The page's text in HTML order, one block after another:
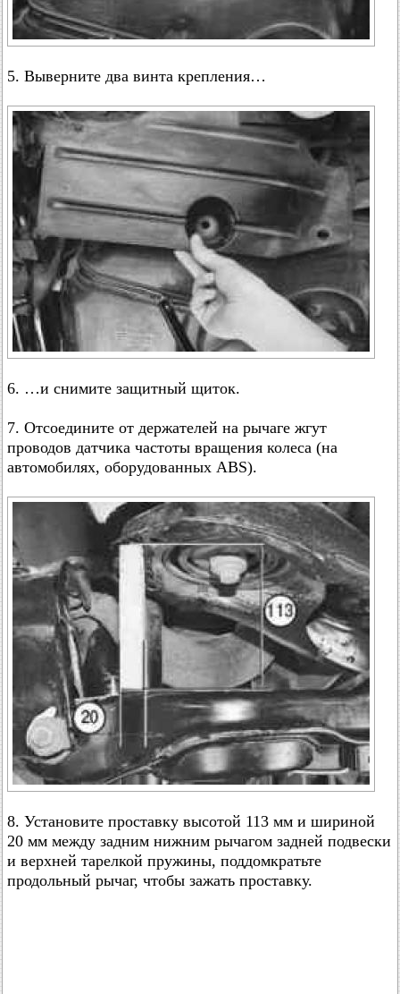
5. Выверните два винта крепления…
6. …и снимите защитный щиток.
7. Отсоедините от держателей на рычаге жгут
проводов датчика частоты вращения колеса (на
автомобилях, оборудованных ABS).
8. Установите проставку высотой 113 мм и шириной
20 мм между задним нижним рычагом задней подвески
и верхней тарелкой пружины, поддомкратьте
продольный рычаг, чтобы зажать проставку.